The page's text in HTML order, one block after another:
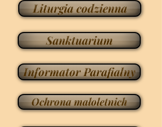
Liturgia codzienna
Sanktuarium
Informator Parafialny
Ochrona małoletnich